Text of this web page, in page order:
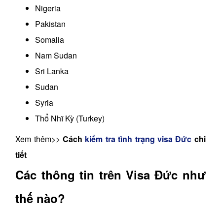
Nigeria
Pakistan
Somalia
Nam Sudan
Sri Lanka
Sudan
Syria
Thổ Nhĩ Kỳ (Turkey)
Xem thêm>>Cách kiểm tra tình trạng visa Đức chi
tiết
Các thông tin trên Visa Đức như
thế nào?